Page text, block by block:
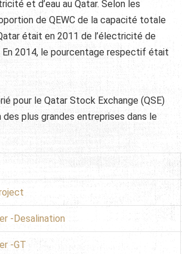
et d’eau au Qatar. Selon les
de QEWC de la capacité totale
était en 2011 de l’électricité de
En 2014, le pourcentage respectif était
pour le Qatar Stock Exchange (QSE)
des plus grandes entreprises dans le
-Desalination
-GT